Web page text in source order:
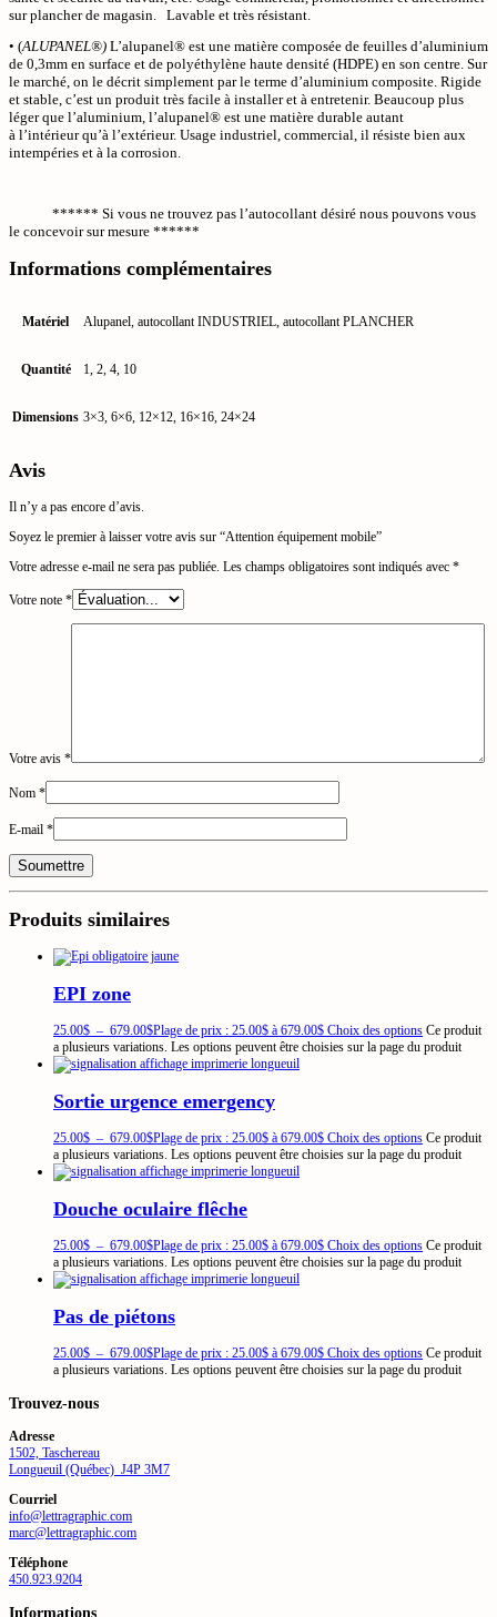
sur plancher de magasin. Lavable et très résistant.
• (ALUPANEL®) L’alupanel® est une matière composée de feuilles d’aluminium
de 0,3mm en surface et de polyéthylène haute densité (HDPE) en son centre. Sur
le marché, on le décrit simplement par le terme d’aluminium composite. Rigide
et stable, c’est un produit très facile à installer et à entretenir. Beaucoup plus
léger que l’aluminium, l’alupanel® est une matière durable autant
à l’intérieur qu’à l’extérieur. Usage industriel, commercial, il résiste bien aux
intempéries et à la corrosion.
****** Si vous ne trouvez pas l’autocollant désiré nous pouvons vous
le concevoir sur mesure ******
Informations complémentaires
Matériel Alupanel, autocollant INDUSTRIEL, autocollant PLANCHER
Quantité 1, 2, 4, 10
Dimensions 3×3, 6×6, 12×12, 16×16, 24×24
Avis
Il n’y a pas encore d’avis.
Soyez le premier à laisser votre avis sur “Attention équipement mobile”
Votre adresse e-mail ne sera pas publiée. Les champs obligatoires sont indiqués avec *
Votre note *
Votre avis *
Nom *
E-mail *
Produits similaires
EPI zone
25.00$ – 679.00$Plage de prix : 25.00$ à 679.00$ Choix des options Ce produit
a plusieurs variations. Les options peuvent être choisies sur la page du produit
Sortie urgence emergency
25.00$ – 679.00$Plage de prix : 25.00$ à 679.00$ Choix des options Ce produit
a plusieurs variations. Les options peuvent être choisies sur la page du produit
Douche oculaire flêche
25.00$ – 679.00$Plage de prix : 25.00$ à 679.00$ Choix des options Ce produit
a plusieurs variations. Les options peuvent être choisies sur la page du produit
Pas de piétons
25.00$ – 679.00$Plage de prix : 25.00$ à 679.00$ Choix des options Ce produit
a plusieurs variations. Les options peuvent être choisies sur la page du produit
Trouvez-nous
Adresse
1502, Taschereau
Longueuil (Québec) J4P 3M7
Courriel
info@lettragraphic.com
marc@lettragraphic.com
Téléphone
450.923.9204
Informations